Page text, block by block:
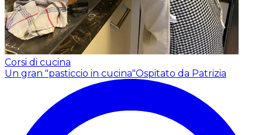
Corsi di cucina
Un gran "pasticcio in cucina"Ospitato da Patrizia